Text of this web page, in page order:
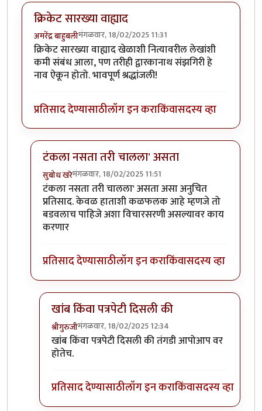
क्रिकेट सारख्या वाह्याद
अमरेंद्र बाहुबलीमंगळवार, 18/02/2025 11:31
क्रिकेट सारख्या वाह्याद खेळाशी नित्यावरील लेखांशी
कमी संबंध आला, पण तरीही द्वारकानाथ संझगिरी हे
नाव ऐकून होतो. भावपूर्ण श्रद्धांजली!
प्रतिसाद देण्यासाठीलॉग इन कराकिंवासदस्य व्हा
टंकला नसता तरी चालला' असता
सुबोध खरेमंगळवार, 18/02/2025 11:51
In reply toक्रिकेट सारख्या वाह्यादbyअमरेंद्र बाहुबली
टंकला नसता तरी चालला' असता असा अनुचित
प्रतिसाद. केवळ हाताशी कळफलक आहे म्हणजे तो
बडवलाच पाहिजे अशा विचारसरणी असल्यावर काय
करणार
प्रतिसाद देण्यासाठीलॉग इन कराकिंवासदस्य व्हा
खांब किंवा पत्रपेटी दिसली की
श्रीगुरुजीमंगळवार, 18/02/2025 12:34
In reply toटंकला नसता तरी चालला' असताby
खांब किंवा पत्रपेटी दिसली की तंगडी आपोआप वर
होतेच.
प्रतिसाद देण्यासाठीलॉग इन कराकिंवासदस्य व्हा